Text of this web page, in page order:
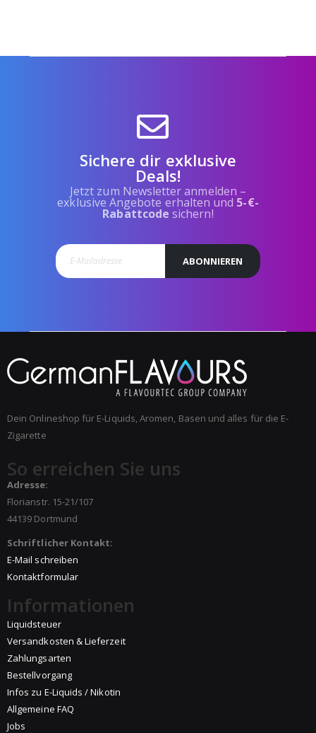
Sichere dir exklusive
Deals!
Jetzt zum Newsletter anmelden –
exklusive Angebote erhalten und 5-€-
Rabattcode sichern!
ABONNIEREN
Dein Onlineshop für E-Liquids, Aromen, Basen und alles für die E-
Zigarette
So erreichen Sie uns
Adresse:
Florianstr. 15-21/107
44139 Dortmund
Schriftlicher Kontakt:
E-Mail schreiben
Kontaktformular
Informationen
Liquidsteuer
Versandkosten & Lieferzeit
Zahlungsarten
Bestellvorgang
Infos zu E-Liquids / Nikotin
Allgemeine FAQ
Jobs